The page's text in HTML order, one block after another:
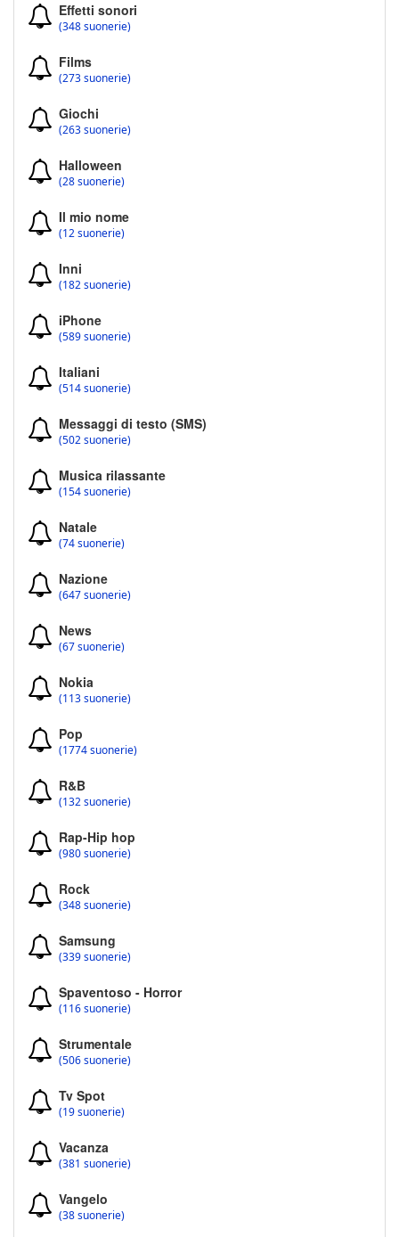
Effetti sonori
(348 suonerie)
Films
(273 suonerie)
Giochi
(263 suonerie)
Halloween
(28 suonerie)
Il mio nome
(12 suonerie)
Inni
(182 suonerie)
iPhone
(589 suonerie)
Italiani
(514 suonerie)
Messaggi di testo (SMS)
(502 suonerie)
Musica rilassante
(154 suonerie)
Natale
(74 suonerie)
Nazione
(647 suonerie)
News
(67 suonerie)
Nokia
(113 suonerie)
Pop
(1774 suonerie)
R&B
(132 suonerie)
Rap-Hip hop
(980 suonerie)
Rock
(348 suonerie)
Samsung
(339 suonerie)
Spaventoso - Horror
(116 suonerie)
Strumentale
(506 suonerie)
Tv Spot
(19 suonerie)
Vacanza
(381 suonerie)
Vangelo
(38 suonerie)